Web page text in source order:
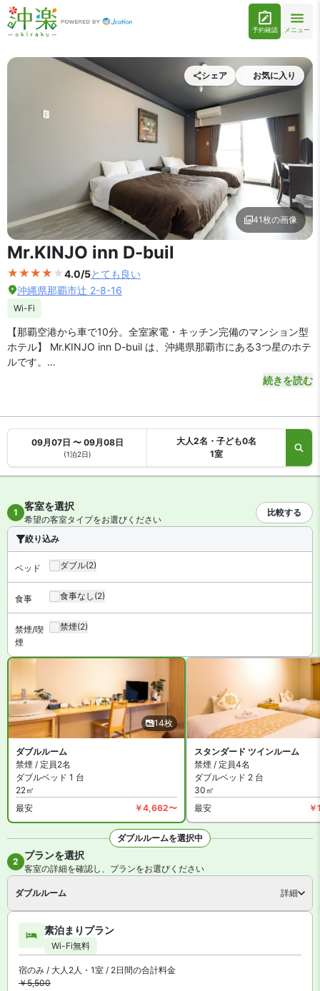
予約確認 メニュー
外観の写真を拡大表示
シェア お気に入り
41枚の画像
Mr.KINJO inn D-buil
4.0/5とても良い
沖縄県那覇市辻 2-8-16
Wi-Fi
【那覇空港から車で10分。全室家電・キッチン完備のマンション型
ホテル】 Mr.KINJO inn D-buil は、沖縄県那覇市にある3つ星のホテ
ルです。
車をご利用の場合、約10分で到着します。
ホテルは那覇市沿岸部の辻エリアにあり、市内唯一のビーチ「波の
上ビーチ」は徒歩5分。那覇バスターミナルは徒歩約12分、国際通
【お食事、レストラン】
全室電子レンジや冷蔵庫を備えたシステムキッチンがあるマンショ
ンタイプのお部屋です。周辺はステーキハウスや飲食店も充実。24
【館内施設・サービス】
【全室禁煙】 客室数は全 30 室。インターネットは無料 WiFiが利用
できます。VOD（ビデオ・オン・デマンド）は無料で視聴可能で
す。施設はコインランドリーがあります。
続きを読む
09月07日 〜 09月08日
(1泊2日)
大人2名・子ども0名
1室
1
客室を選択
希望の客室タイプをお選びください
比較する
絞り込み
ベッド ダブル(2)
食事 食事なし (2)
禁煙/喫
煙
禁煙(2)
14枚
ダブルルーム
禁煙 / 定員2名
ダブルベッド 1 台
22㎡
最安
￥4,662〜
スタンダード ツインルーム
禁煙 / 定員4名
ダブルベッド 2 台
30㎡
最安
ダブルルームを選択中
2 プランを選択
客室の詳細を確認し、プランをお選びください
ダブルルーム 詳細
素泊まりプラン
Wi-Fi無料
宿のみ / 大人2人・1室 / 2日間の合計料金
￥5,500